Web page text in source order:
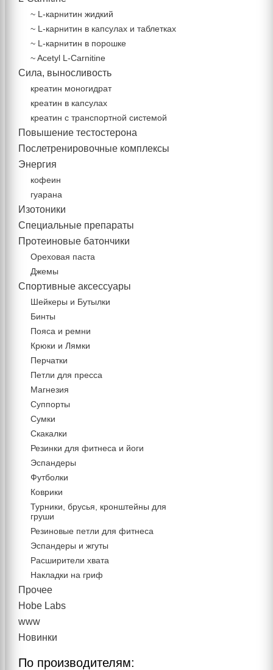
~ L-карнитин жидкий
~ L-карнитин в капсулах и таблетках
~ L-карнитин в порошке
~ Acetyl L-Carnitine
Сила, выносливость
креатин моногидрат
креатин в капсулах
креатин с транспортной системой
Повышение тестостерона
Послетренировочные комплексы
Энергия
кофеин
гуарана
Изотоники
Специальные препараты
Протеиновые батончики
Ореховая паста
Джемы
Спортивные аксессуары
Шейкеры и Бутылки
Бинты
Пояса и ремни
Крюки и Лямки
Перчатки
Петли для пресса
Магнезия
Суппорты
Сумки
Скакалки
Резинки для фитнеса и йоги
Эспандеры
Футболки
Коврики
Турники, брусья, кронштейны для
груши
Резиновые петли для фитнеса
Эспандеры и жгуты
Расширители хвата
Накладки на гриф
Прочее
Hobe Labs
www
Новинки
По производителям: